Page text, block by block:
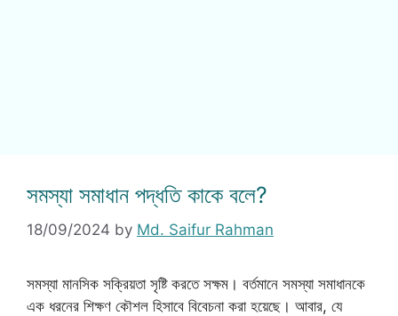
সমস্যা সমাধান পদ্ধতি কাকে বলে?
18/09/2024 by Md. Saifur Rahman
সমস্যা মানসিক সক্রিয়তা সৃষ্টি করতে সক্ষম। বর্তমানে সমস্যা সমাধানকে
এক ধরনের শিক্ষণ কৌশল হিসাবে বিবেচনা করা হয়েছে। আবার, যে